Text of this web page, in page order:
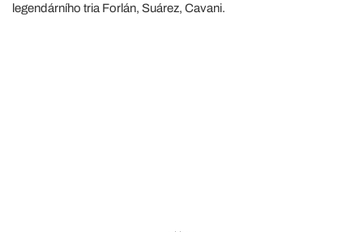
legendárního tria Forlán, Suárez, Cavani.